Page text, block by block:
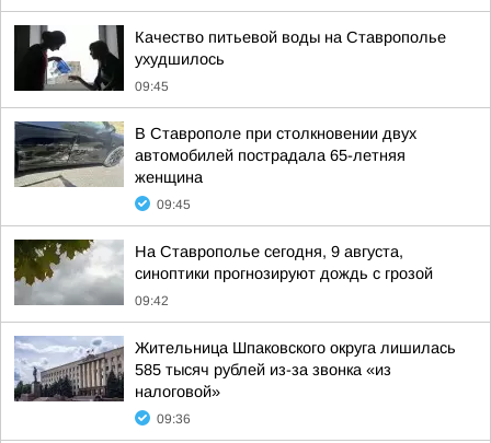
Качество питьевой воды на Ставрополье
ухудшилось
09:45
В Ставрополе при столкновении двух
автомобилей пострадала 65-летняя
женщина
09:45
На Ставрополье сегодня, 9 августа,
синоптики прогнозируют дождь с грозой
09:42
Жительница Шпаковского округа лишилась
585 тысяч рублей из-за звонка «из
налоговой»
09:36